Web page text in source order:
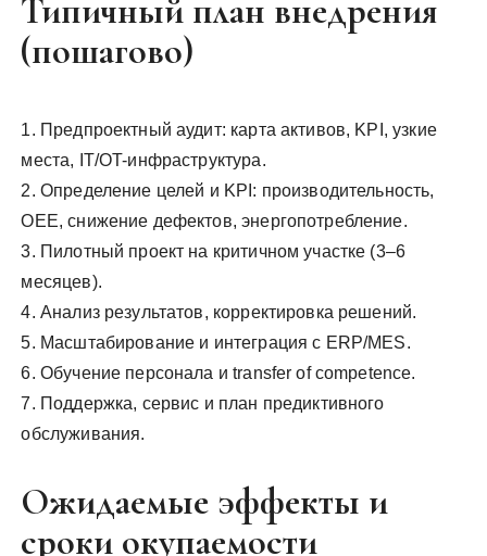
Типичный план внедрения
(пошагово)
1. Предпроектный аудит: карта активов, KPI, узкие
места, IT/OT-инфраструктура.
2. Определение целей и KPI: производительность,
OEE, снижение дефектов, энергопотребление.
3. Пилотный проект на критичном участке (3–6
месяцев).
4. Анализ результатов, корректировка решений.
5. Масштабирование и интеграция с ERP/MES.
6. Обучение персонала и transfer of competence.
7. Поддержка, сервис и план предиктивного
обслуживания.
Ожидаемые эффекты и
сроки окупаемости